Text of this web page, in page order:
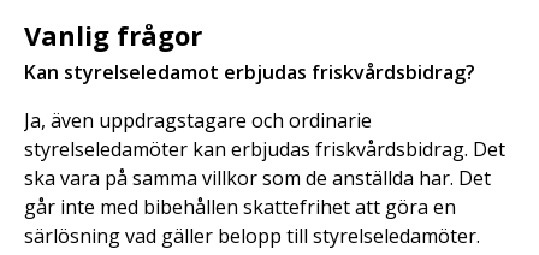
Vanlig frågor
Kan styrelseledamot erbjudas friskvårdsbidrag?
Ja, även uppdragstagare och ordinarie
styrelseledamöter kan erbjudas friskvårdsbidrag. Det
ska vara på samma villkor som de anställda har. Det
går inte med bibehållen skattefrihet att göra en
särlösning vad gäller belopp till styrelseledamöter.